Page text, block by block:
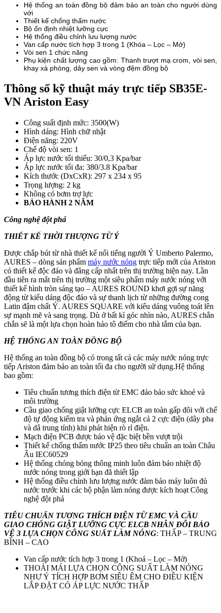
Hệ thống an toàn đồng bộ đảm bảo an toàn cho người dùng
với
Thiết kế chống thấm nước
Bộ ổn định nhiệt lưỡng cực
Hệ thống điều chỉnh lưu lượng nước
Van cấp nước tích hợp 3 trong 1 (Khóa – Lọc – Mở)
Vòi sen 1 chức năng
Phụ kiện chất lượng cao gồm: Thanh trượt mạ crom, vòi sen,
khay xà phòng, dây sen và vòng đệm đồng bộ
Thông số kỹ thuật máy trực tiếp SB35E-
VN Ariston Easy
Công suất định mức: 3500(W)
Hình dáng: Hình chữ nhật
Điện năng: 220V
Chế độ vòi sen: 1
Áp lực nước tối thiểu: 30/0,3 Kpa/bar
Áp lực nước tối đa: 380/3.8 Kpa/bar
Kích thước (DxCxR): 297 x 234 x 95
Trọng lượng: 2 kg
Không có bơm trợ lực
BẢO HÀNH 2 NĂM
Công nghệ đột phá
THIẾT KẾ THỜI THƯỢNG TỪ Ý
Được chắp bút từ nhà thiết kế nổi tiếng người Ý Umberto Palermo,
AURES – dòng sản phẩm máy nước nóng trực tiếp mới của Ariston
có thiết kế độc đáo và đẳng cấp nhất trên thị trường hiện nay. Lần
đầu tiên ra mắt trên thị trường một siêu phẩm máy nước nóng với
thiết kế hình tròn sáng tạo – AURES ROUND khơi gợi sự năng
động từ kiểu dáng độc đáo và sự thanh lịch từ những đường cong
Latin đậm chất Ý. AURES SQUARE với kiểu dáng vuông toát lên
sự mạnh mẽ và sang trọng. Dù ở bất kì góc nhìn nào, AURES chắn
chắn sẽ là một lựa chọn hoàn hảo tô điểm cho nhà tắm của bạn.
HỆ THỐNG AN TOÀN ĐỒNG BỘ
Hệ thống an toàn đồng bộ có trong tất cả các máy nước nóng trực
tiếp Ariston đảm bảo an toàn tối đa cho người sử dụng.Hệ thống
bao gồm:
Tiêu chuẩn tương thích điện từ EMC đảo bảo sức khoẻ và
môi trường
Cầu giao chống giật lưỡng cực ELCB an toàn gấp đôi với chế
độ tự động kiểm tra và phản ứng ngắt cả 2 cực điện (dây pha
và dâ trung tính) khi phát hiện rò rỉ điện.
Mạch điện PCB được bảo vệ đặc biệt bền vượt trội
Thiết kế chống thấm nước IP25 theo tiêu chuẩn an toàn Châu
Âu IEC60529
Hệ thống chóng bỏng thông minh luôn đảm bảo nhiệt độ
nước nóng trong giới hạn đã thiết lập
Hệ thống điều chỉnh lưu lượng nước đảm bảo máy luôn đủ
nước trước khi các bộ phận làm nóng được kích hoạt Công
nghệ đột phá
TIÊU CHUẨN TƯƠNG THÍCH ĐIỆN TỪ EMC VÀ CẦU
GIAO CHỐNG GIẬT LƯỠNG CỰC ELCB NHÂN ĐÔI BẢO
VỆ 3 LỰA CHỌN CÔNG SUẤT LÀM NÓNG: THẤP – TRUNG
BÌNH – CAO
Van cấp nước tích hợp 3 trong 1 (Khoá – Lọc – Mở)
THOẢI MÁI LỰA CHỌN CÔNG SUẤT LÀM NÓNG
NHƯ Ý TÍCH HỢP BƠM SIÊU ÊM CHO ĐIỀU KIỆN
LẮP ĐẶT CÓ ÁP LỰC NƯỚC THẤP